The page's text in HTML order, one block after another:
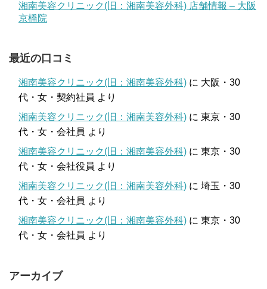
湘南美容クリニック(旧：湘南美容外科) 店舗情報 – 大阪
京橋院
最近の口コミ
湘南美容クリニック(旧：湘南美容外科) に 大阪・30
代・女・契約社員 より
湘南美容クリニック(旧：湘南美容外科) に 東京・30
代・女・会社員 より
湘南美容クリニック(旧：湘南美容外科) に 東京・30
代・女・会社役員 より
湘南美容クリニック(旧：湘南美容外科) に 埼玉・30
代・女・会社員 より
湘南美容クリニック(旧：湘南美容外科) に 東京・30
代・女・会社員 より
アーカイブ